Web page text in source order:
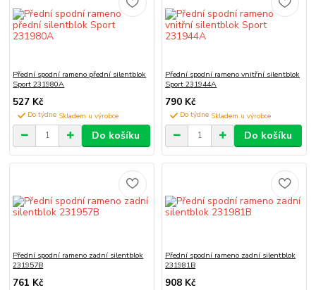
Přední spodní rameno přední silentblok
Sport 231980A
527 Kč
Do týdne
Do košíku
Přední spodní rameno vnitřní silentblok
Sport 231944A
790 Kč
Do týdne
Do košíku
Přední spodní rameno zadní silentblok
231957B
761 Kč
Přední spodní rameno zadní silentblok
231981B
908 Kč